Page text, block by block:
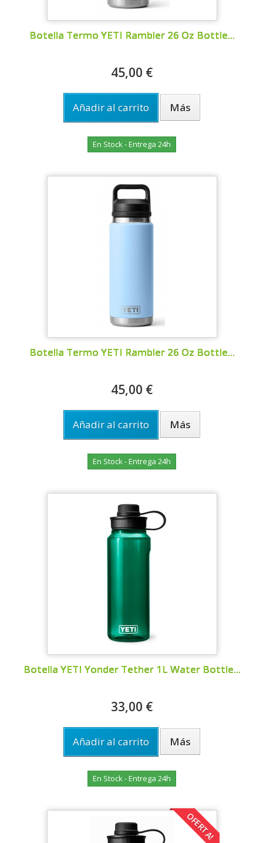
Botella Termo YETI Rambler 26 Oz Bottle...
45,00 €
Añadir al carrito Más
En Stock - Entrega 24h
Botella Termo YETI Rambler 26 Oz Bottle...
45,00 €
Añadir al carrito Más
En Stock - Entrega 24h
Botella YETI Yonder Tether 1L Water Bottle...
33,00 €
Añadir al carrito Más
En Stock - Entrega 24h
OFERTA!